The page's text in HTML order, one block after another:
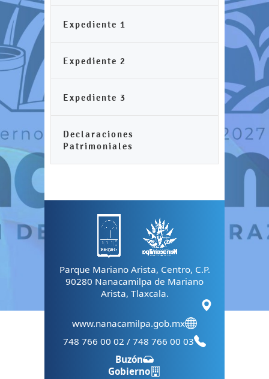
Expediente 1
Expediente 2
Expediente 3
Declaraciones
Patrimoniales
Parque Mariano Arista, Centro, C.P.
90280 Nanacamilpa de Mariano
Arista, Tlaxcala.
www.nanacamilpa.gob.mx
748 766 00 02 / 748 766 00 03
Buzón
Gobierno